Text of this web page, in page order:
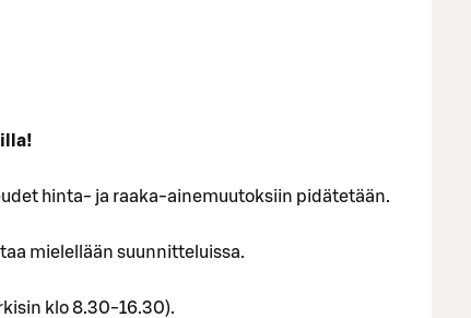
hinta- ja raaka-ainemuutoksiin pidätetään.
mielellään suunnitteluissa.
klo 8.30-16.30).